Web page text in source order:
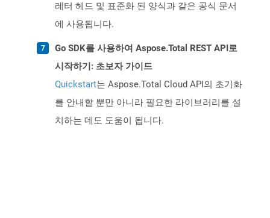
레터 헤드 및 표준화 된 양식과 같은 공식 문서
에 사용됩니다.
Go SDK를 사용하여 Aspose.Total REST API로
시작하기: 초보자 가이드
Quickstart는 Aspose.Total Cloud API의 초기화
를 안내할 뿐만 아니라 필요한 라이브러리를 설
치하는 데도 도움이 됩니다.